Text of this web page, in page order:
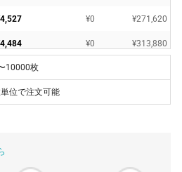
¥0 ¥271,620
¥0 ¥313,880
¥1,261,200
10000枚
位で注文可能